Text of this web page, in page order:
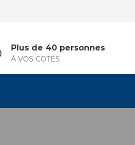
Plus de 40 personnes
À VOS COTÉS